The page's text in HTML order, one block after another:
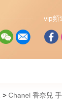
vip頻
Chanel 香奈兒